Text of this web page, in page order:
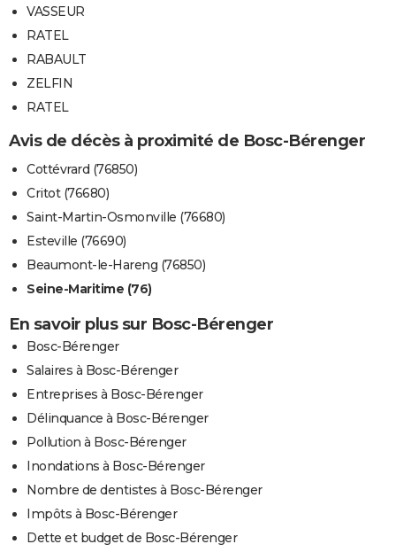
VASSEUR
RATEL
RABAULT
ZELFIN
RATEL
Avis de décès à proximité de Bosc-Bérenger
Cottévrard (76850)
Critot (76680)
Saint-Martin-Osmonville (76680)
Esteville (76690)
Beaumont-le-Hareng (76850)
Seine-Maritime (76)
En savoir plus sur Bosc-Bérenger
Bosc-Bérenger
Salaires à Bosc-Bérenger
Entreprises à Bosc-Bérenger
Délinquance à Bosc-Bérenger
Pollution à Bosc-Bérenger
Inondations à Bosc-Bérenger
Nombre de dentistes à Bosc-Bérenger
Impôts à Bosc-Bérenger
Dette et budget de Bosc-Bérenger